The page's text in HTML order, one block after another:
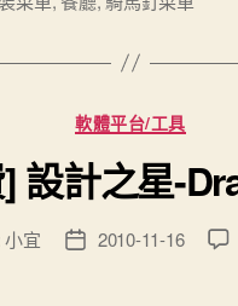
單
分
類
軟體平台/工具
設計之星-
小宜
文 2010-11-16